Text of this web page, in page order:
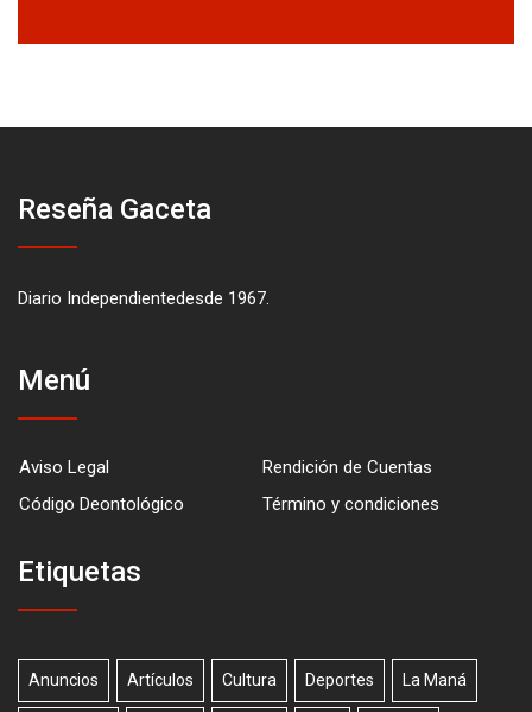
Reseña Gaceta
Diario Independientedesde 1967.
Menú
Aviso Legal
Rendición de Cuentas
Código Deontológico
Término y condiciones
Etiquetas
Anuncios Artículos Cultura Deportes La Maná